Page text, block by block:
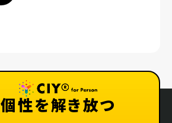
個性を解き放つ